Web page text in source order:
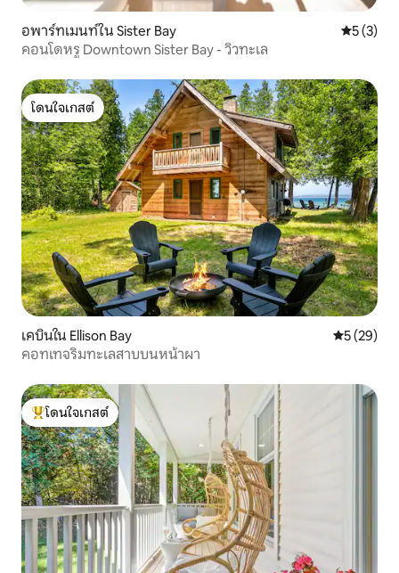
อพาร์ทเมนท์ใน Sister Bay คะแนนเฉ
5 (3)
คอนโดหรู Downtown Sister Bay - วิวทะเล
โดนใจเกสต์
โดนใจเกสต์
เคบินใน Ellison Bay คะแนนเฉลี่
5 (29)
คอทเทจริมทะเลสาบบนหน้าผา
โดนใจเกสต์ที่สุด
โดนใจเกสต์